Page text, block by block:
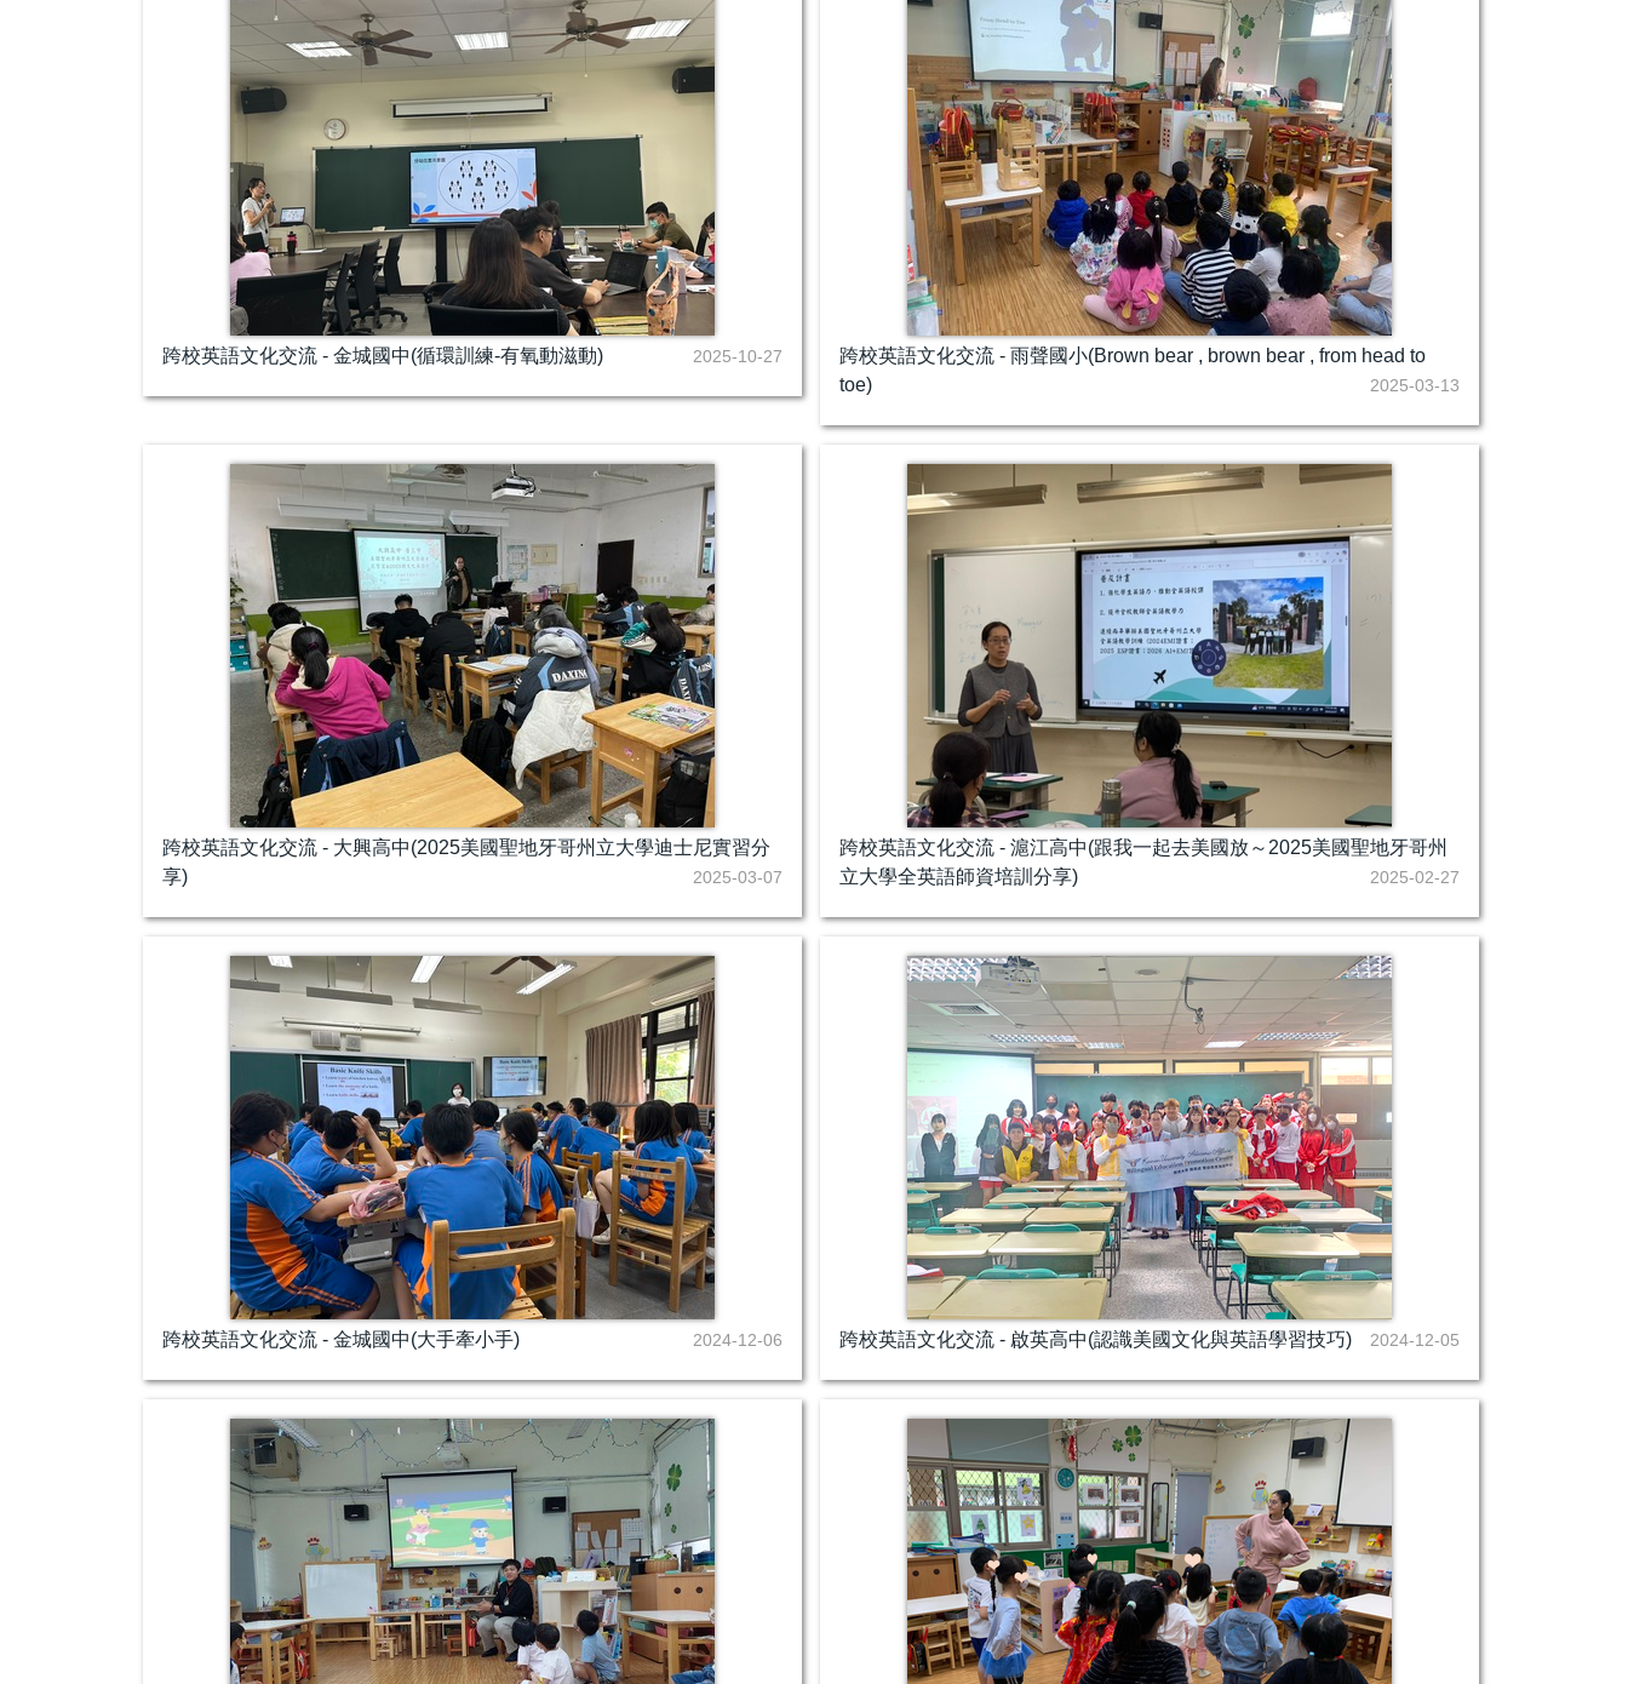
跨校英語文化交流 - 金城國中(循環訓練-有氧動滋動) 2025-10-27
跨校英語文化交流 - 雨聲國小(Brown bear , brown bear , from head to
toe)
2025-03-13
跨校英語文化交流 - 大興高中(2025美國聖地牙哥州立大學迪士尼實習分
享)
2025-03-07
跨校英語文化交流 - 滬江高中(跟我一起去美國放～2025美國聖地牙哥州
立大學全英語師資培訓分享)
2025-02-27
跨校英語文化交流 - 金城國中(大手牽小手) 2024-12-06 跨校英語文化交流 - 啟英高中(認識美國文化與英語學習技巧) 2024-12-05